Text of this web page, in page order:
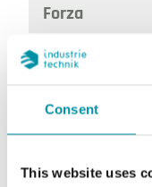
Consent
This website uses
Forza
Tensione di
Segnale di